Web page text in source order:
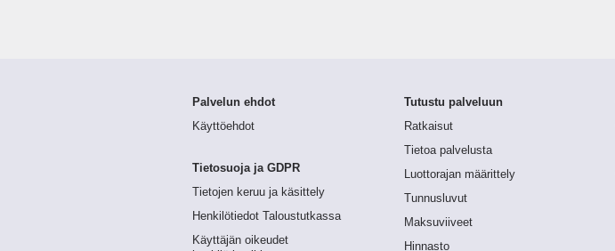
Palvelun ehdot
Käyttöehdot
Tietosuoja ja GDPR
Tietojen keruu ja käsittely
Henkilötiedot Taloustutkassa
Käyttäjän oikeudet
Tutustu palveluun
Ratkaisut
Tietoa palvelusta
Luottorajan määrittely
Tunnusluvut
Maksuviiveet
Hinnasto